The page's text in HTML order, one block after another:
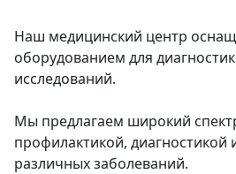
Наш медицинский центр
оборудованием для
исследований.
Мы предлагаем широкий
профилактикой, диагностикой
различных заболеваний.